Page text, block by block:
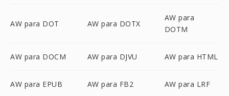
AW para DOT AW para DOTX
AW para
DOTM
AW para DOCM AW para DJVU AW para HTML
AW para EPUB AW para FB2 AW para LRF